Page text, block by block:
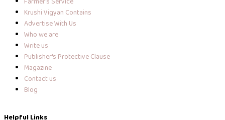
n
-
f
a
w
i
t
t
a -
Krushi Vigyan Contains
Advertise With Us
Who we are
Write us
Publisher's Protective Clause
Magazine
Contact us
Blog
Helpful Links